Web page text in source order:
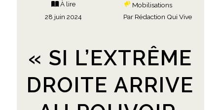
À lire
Mobilisations
28 juin 2024
Par Rédaction Qui Vive
« SI L’EXTRÊME
DROITE ARRIVE